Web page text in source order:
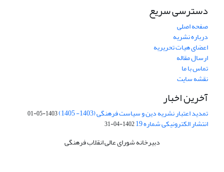
دسترسی سریع
صفحه اصلی
درباره نشریه
اعضای هیات تحریریه
ارسال مقاله
تماس با ما
نقشه سایت
آخرین اخبار
تمدید اعتبار نشریه دین و سیاست فرهنگی (1403- 1405) 1403-05-01
انتشار الکترونیکی شماره 19 1402-04-31
دبیرخانه شورای عالی انقلاب فرهنگی